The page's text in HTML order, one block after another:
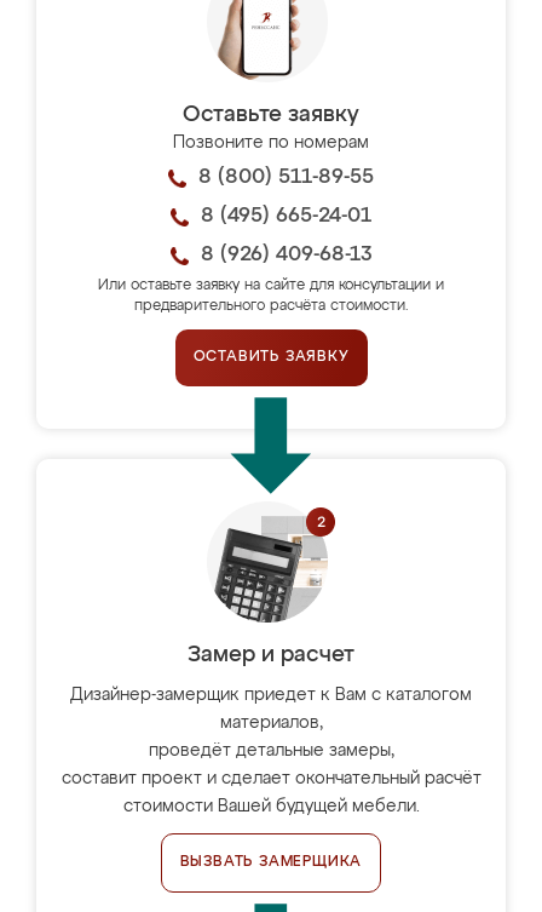
Оставьте заявку
Позвоните по номерам
8 (800) 511-89-55
8 (495) 665-24-01
8 (926) 409-68-13
Или оставьте заявку на сайте для консультации и
предварительного расчёта стоимости.
ОСТАВИТЬ ЗАЯВКУ
Замер и расчет
Дизайнер-замерщик приедет к Вам с каталогом
материалов,
проведёт детальные замеры,
составит проект и сделает окончательный расчёт
стоимости Вашей будущей мебели.
ВЫЗВАТЬ ЗАМЕРЩИКА